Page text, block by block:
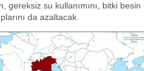
gereksiz su kullanımını, bitki
da azaltacak.